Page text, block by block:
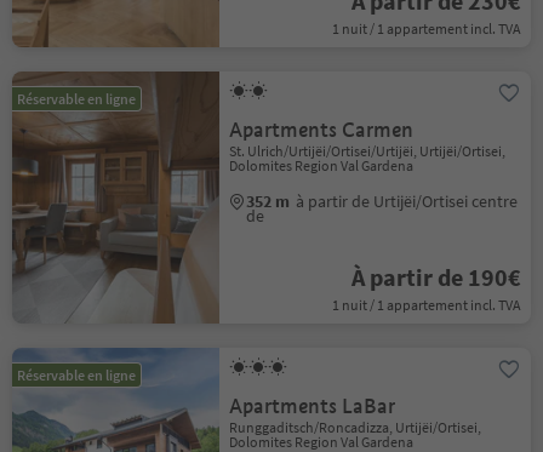
1 nuit / 1 appartement incl. TVA
Réservable en ligne
Apartments Carmen
St. Ulrich/Urtijëi/Ortisei/Urtijëi, Urtijëi/Ortisei,
Dolomites Region Val Gardena
352 m à partir de Urtijëi/Ortisei centre
de
À partir de 190€
1 nuit / 1 appartement incl. TVA
Réservable en ligne
Apartments LaBar
Runggaditsch/Roncadizza, Urtijëi/Ortisei,
Dolomites Region Val Gardena